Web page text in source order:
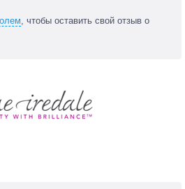
, чтобы оставить свой отзыв о